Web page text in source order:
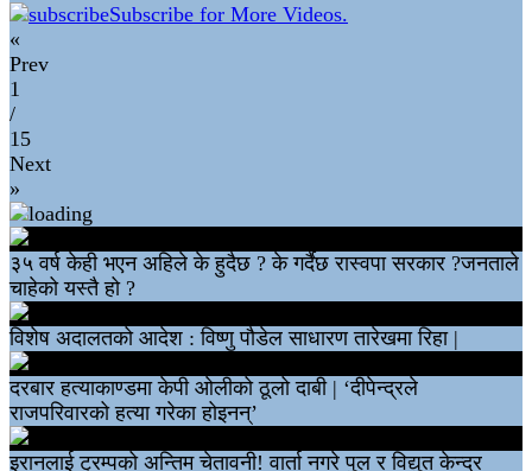
Subscribe for More Videos.
«
Prev
1
/
15
Next
»
३५ वर्ष केही भएन अहिले के हुदैछ ? के गर्दैछ रास्वपा सरकार ?जनताले
चाहेको यस्तै हो ?
विशेष अदालतको आदेश : विष्णु पौडेल साधारण तारेखमा रिहा |
दरबार हत्याकाण्डमा केपी ओलीको ठूलो दाबी | ‘दीपेन्द्रले
राजपरिवारको हत्या गरेका होइनन्’
इरानलाई ट्रम्पको अन्तिम चेतावनी! वार्ता नगरे पुल र विद्युत केन्द्र